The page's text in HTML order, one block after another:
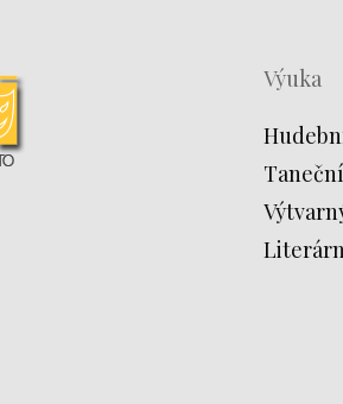
Výuka